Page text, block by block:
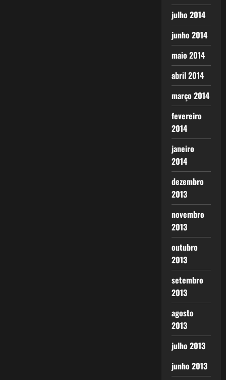
julho 2014
junho 2014
maio 2014
abril 2014
março 2014
fevereiro
2014
janeiro
2014
dezembro
2013
novembro
2013
outubro
2013
setembro
2013
agosto
2013
julho 2013
junho 2013